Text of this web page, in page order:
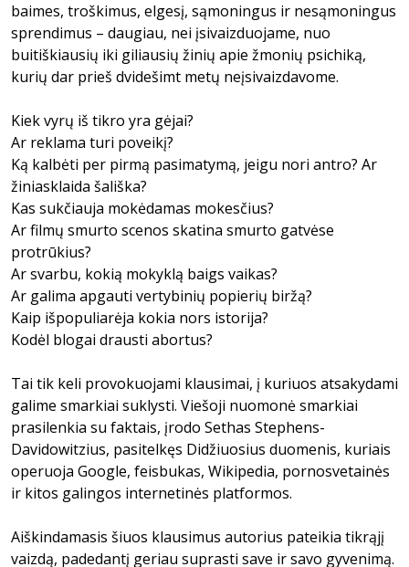
baimes, troškimus, elgesį, sąmoningus ir nesąmoningus
sprendimus – daugiau, nei įsivaizduojame, nuo
buitiškiausių iki giliausių žinių apie žmonių psichiką,
kurių dar prieš dvidešimt metų neįsivaizdavome.
Kiek vyrų iš tikro yra gėjai?
Ar reklama turi poveikį?
Ką kalbėti per pirmą pasimatymą, jeigu nori antro? Ar
žiniasklaida šališka?
Kas sukčiauja mokėdamas mokesčius?
Ar filmų smurto scenos skatina smurto gatvėse
protrūkius?
Ar svarbu, kokią mokyklą baigs vaikas?
Ar galima apgauti vertybinių popierių biržą?
Kaip išpopuliarėja kokia nors istorija?
Kodėl blogai drausti abortus?
Tai tik keli provokuojami klausimai, į kuriuos atsakydami
galime smarkiai suklysti. Viešoji nuomonė smarkiai
prasilenkia su faktais, įrodo Sethas Stephens-
Davidowitzius, pasitelkęs Didžiuosius duomenis, kuriais
operuoja Google, feisbukas, Wikipedia, pornosvetainės
ir kitos galingos internetinės platformos.
Aiškindamasis šiuos klausimus autorius pateikia tikrąjį
vaizdą, padedantį geriau suprasti save ir savo gyvenimą.